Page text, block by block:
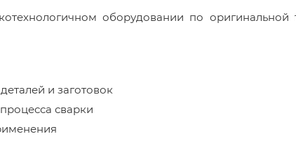
оборудовании по оригинальной
и заготовок
сварки